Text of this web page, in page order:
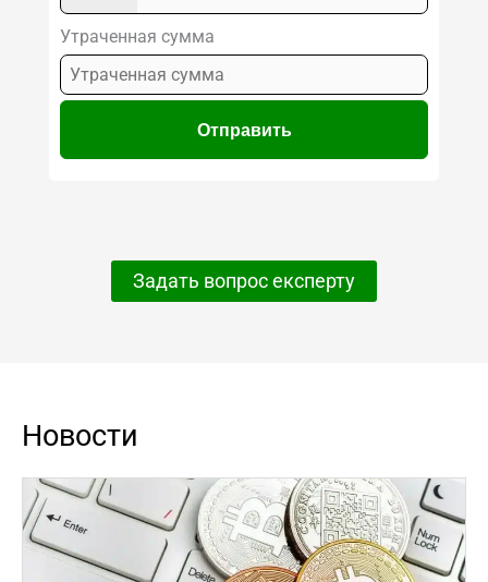
Утраченная сумма
Задать вопрос експерту
Новости